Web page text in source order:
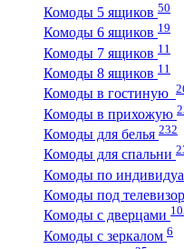
Комоды 5 ящиков 50
Комоды 6 ящиков 19
Комоды 7 ящиков 11
Комоды 8 ящиков 11
Комоды в гостиную
Комоды в прихожую
Комоды для белья 232
Комоды для спальни
Комоды по
Комоды под телевизор
Комоды с дверцами
Комоды с зеркалом 6